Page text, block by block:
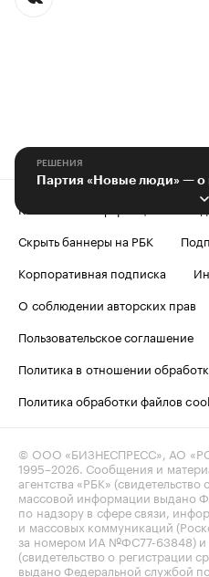
РЕШЕНИЯ
Контактная информация
Скрыть баннеры на РБК
Корпоративная подписка
О соблюдении авторских прав
Пользовательское соглашение
Политика в отношении
Политика обработки файлов
© ООО «БИЗНЕСПРЕСС», АО
1995–2026 . Сообщения и
агентства «РБК»
массовой информации выдано
по надзору в сфере связи,
и массовых коммуникаций
за номером ИА №ФС77-63848) и
(свидетельство о регистрации
выдано Федеральной службой